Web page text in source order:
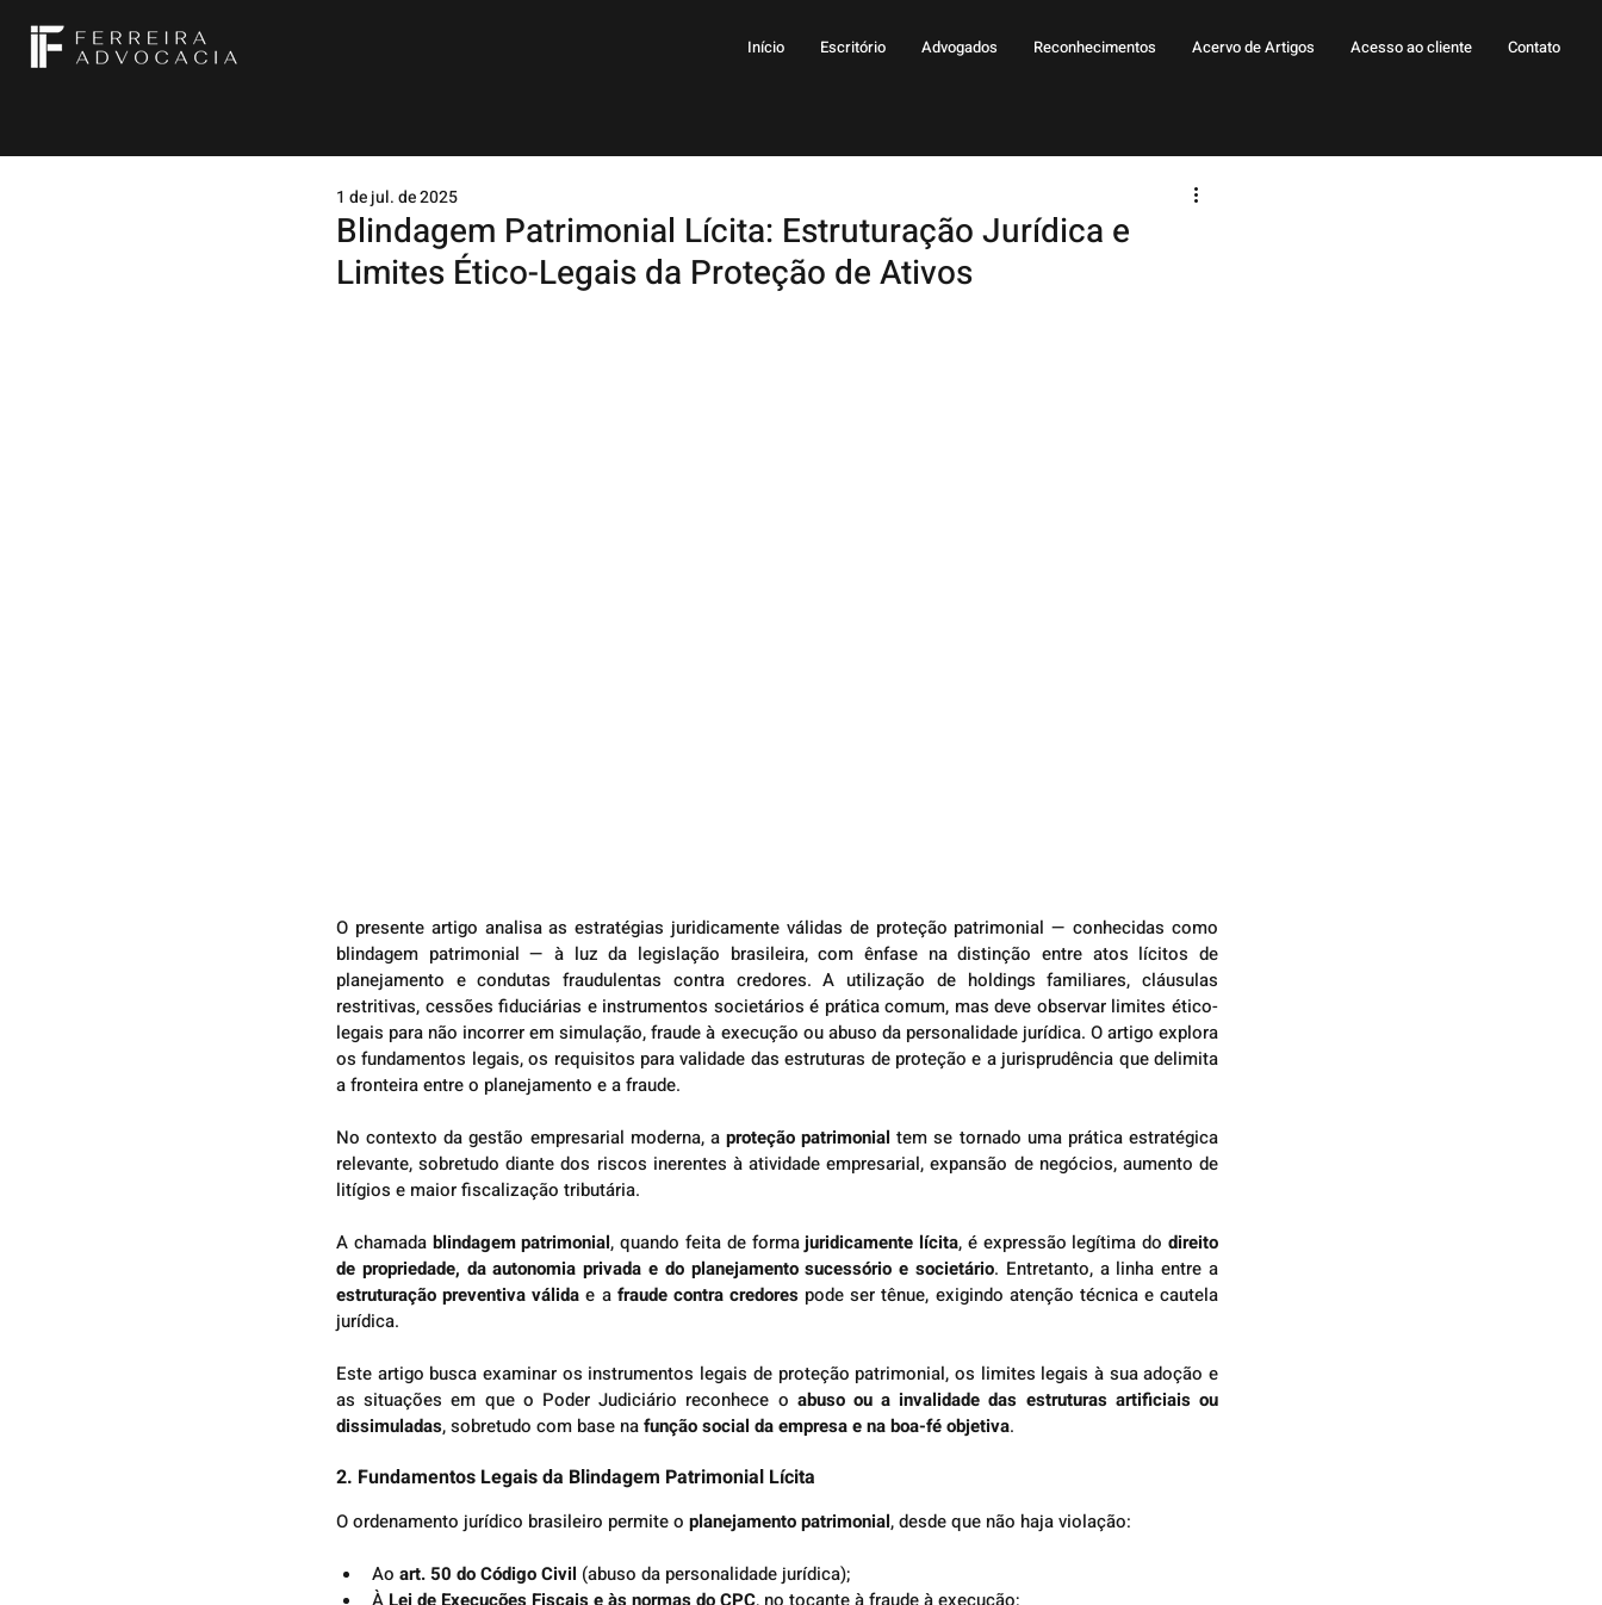
Início Escritório Advogados Reconhecimentos Acervo de Artigos Acesso ao cliente Contato
Blindagem Patrimonial Lícita: Estruturação Jurídica e
Limites Ético-Legais da Proteção de Ativos
1 de jul. de 2025
O presente artigo analisa as estratégias juridicamente válidas de proteção patrimonial — conhecidas como
blindagem patrimonial — à luz da legislação brasileira, com ênfase na distinção entre atos lícitos de
planejamento e condutas fraudulentas contra credores. A utilização de holdings familiares, cláusulas
restritivas, cessões fiduciárias e instrumentos societários é prática comum, mas deve observar limites ético-
legais para não incorrer em simulação, fraude à execução ou abuso da personalidade jurídica. O artigo explora
os fundamentos legais, os requisitos para validade das estruturas de proteção e a jurisprudência que delimita
a fronteira entre o planejamento e a fraude.
No contexto da gestão empresarial moderna, a proteção patrimonial tem se tornado uma prática estratégica
relevante, sobretudo diante dos riscos inerentes à atividade empresarial, expansão de negócios, aumento de
litígios e maior fiscalização tributária.
A chamada blindagem patrimonial, quando feita de forma juridicamente lícita, é expressão legítima do direito
de propriedade, da autonomia privada e do planejamento sucessório e societário
estruturação preventiva válida e a fraude contra credores pode ser tênue, exigindo atenção técnica e cautela
jurídica.
Este artigo busca examinar os instrumentos legais de proteção patrimonial, os limites legais à sua adoção e
as situações em que o Poder Judiciário reconhece o abuso ou a invalidade das estruturas artificiais ou
dissimuladas, sobretudo com base na função social da empresa e na boa-fé objetiva.
2. Fundamentos Legais da Blindagem Patrimonial Lícita
O ordenamento jurídico brasileiro permite o planejamento patrimonial, desde que não haja violação:
Ao art. 50 do Código Civil (abuso da personalidade jurídica);